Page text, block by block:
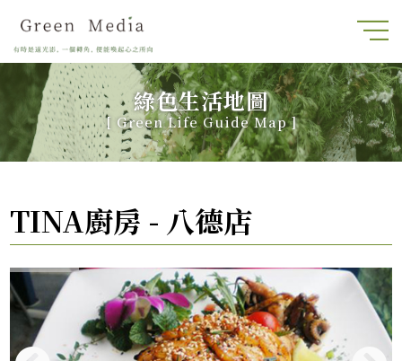
綠色生活地圖
[ Green Life Guide Map]
TINA廚房 - 八德店